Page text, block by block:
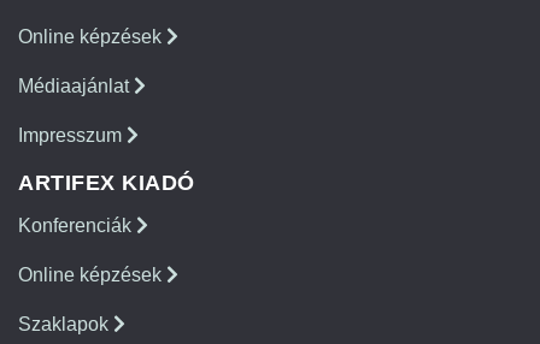
Online képzések
Médiaajánlat
Impresszum
ARTIFEX KIADÓ
Konferenciák
Online képzések
Szaklapok